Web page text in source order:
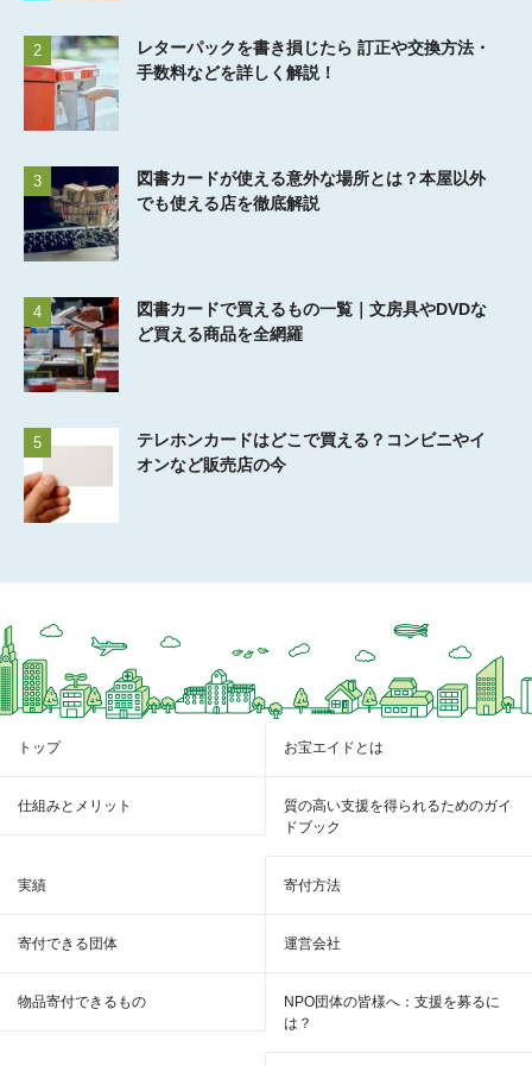
2
レターパックを書き損じたら 訂正や交換方法・
手数料などを詳しく解説！
3
図書カードが使える意外な場所とは？本屋以外
でも使える店を徹底解説
4
図書カードで買えるもの一覧｜文房具やDVDな
ど買える商品を全網羅
5
テレホンカードはどこで買える？コンビニやイ
オンなど販売店の今
トップ お宝エイドとは
仕組みとメリット
質の高い支援を得られるためのガイ
ドブック
実績 寄付方法
寄付できる団体 運営会社
物品寄付できるもの
NPO団体の皆様へ：支援を募るに
は？